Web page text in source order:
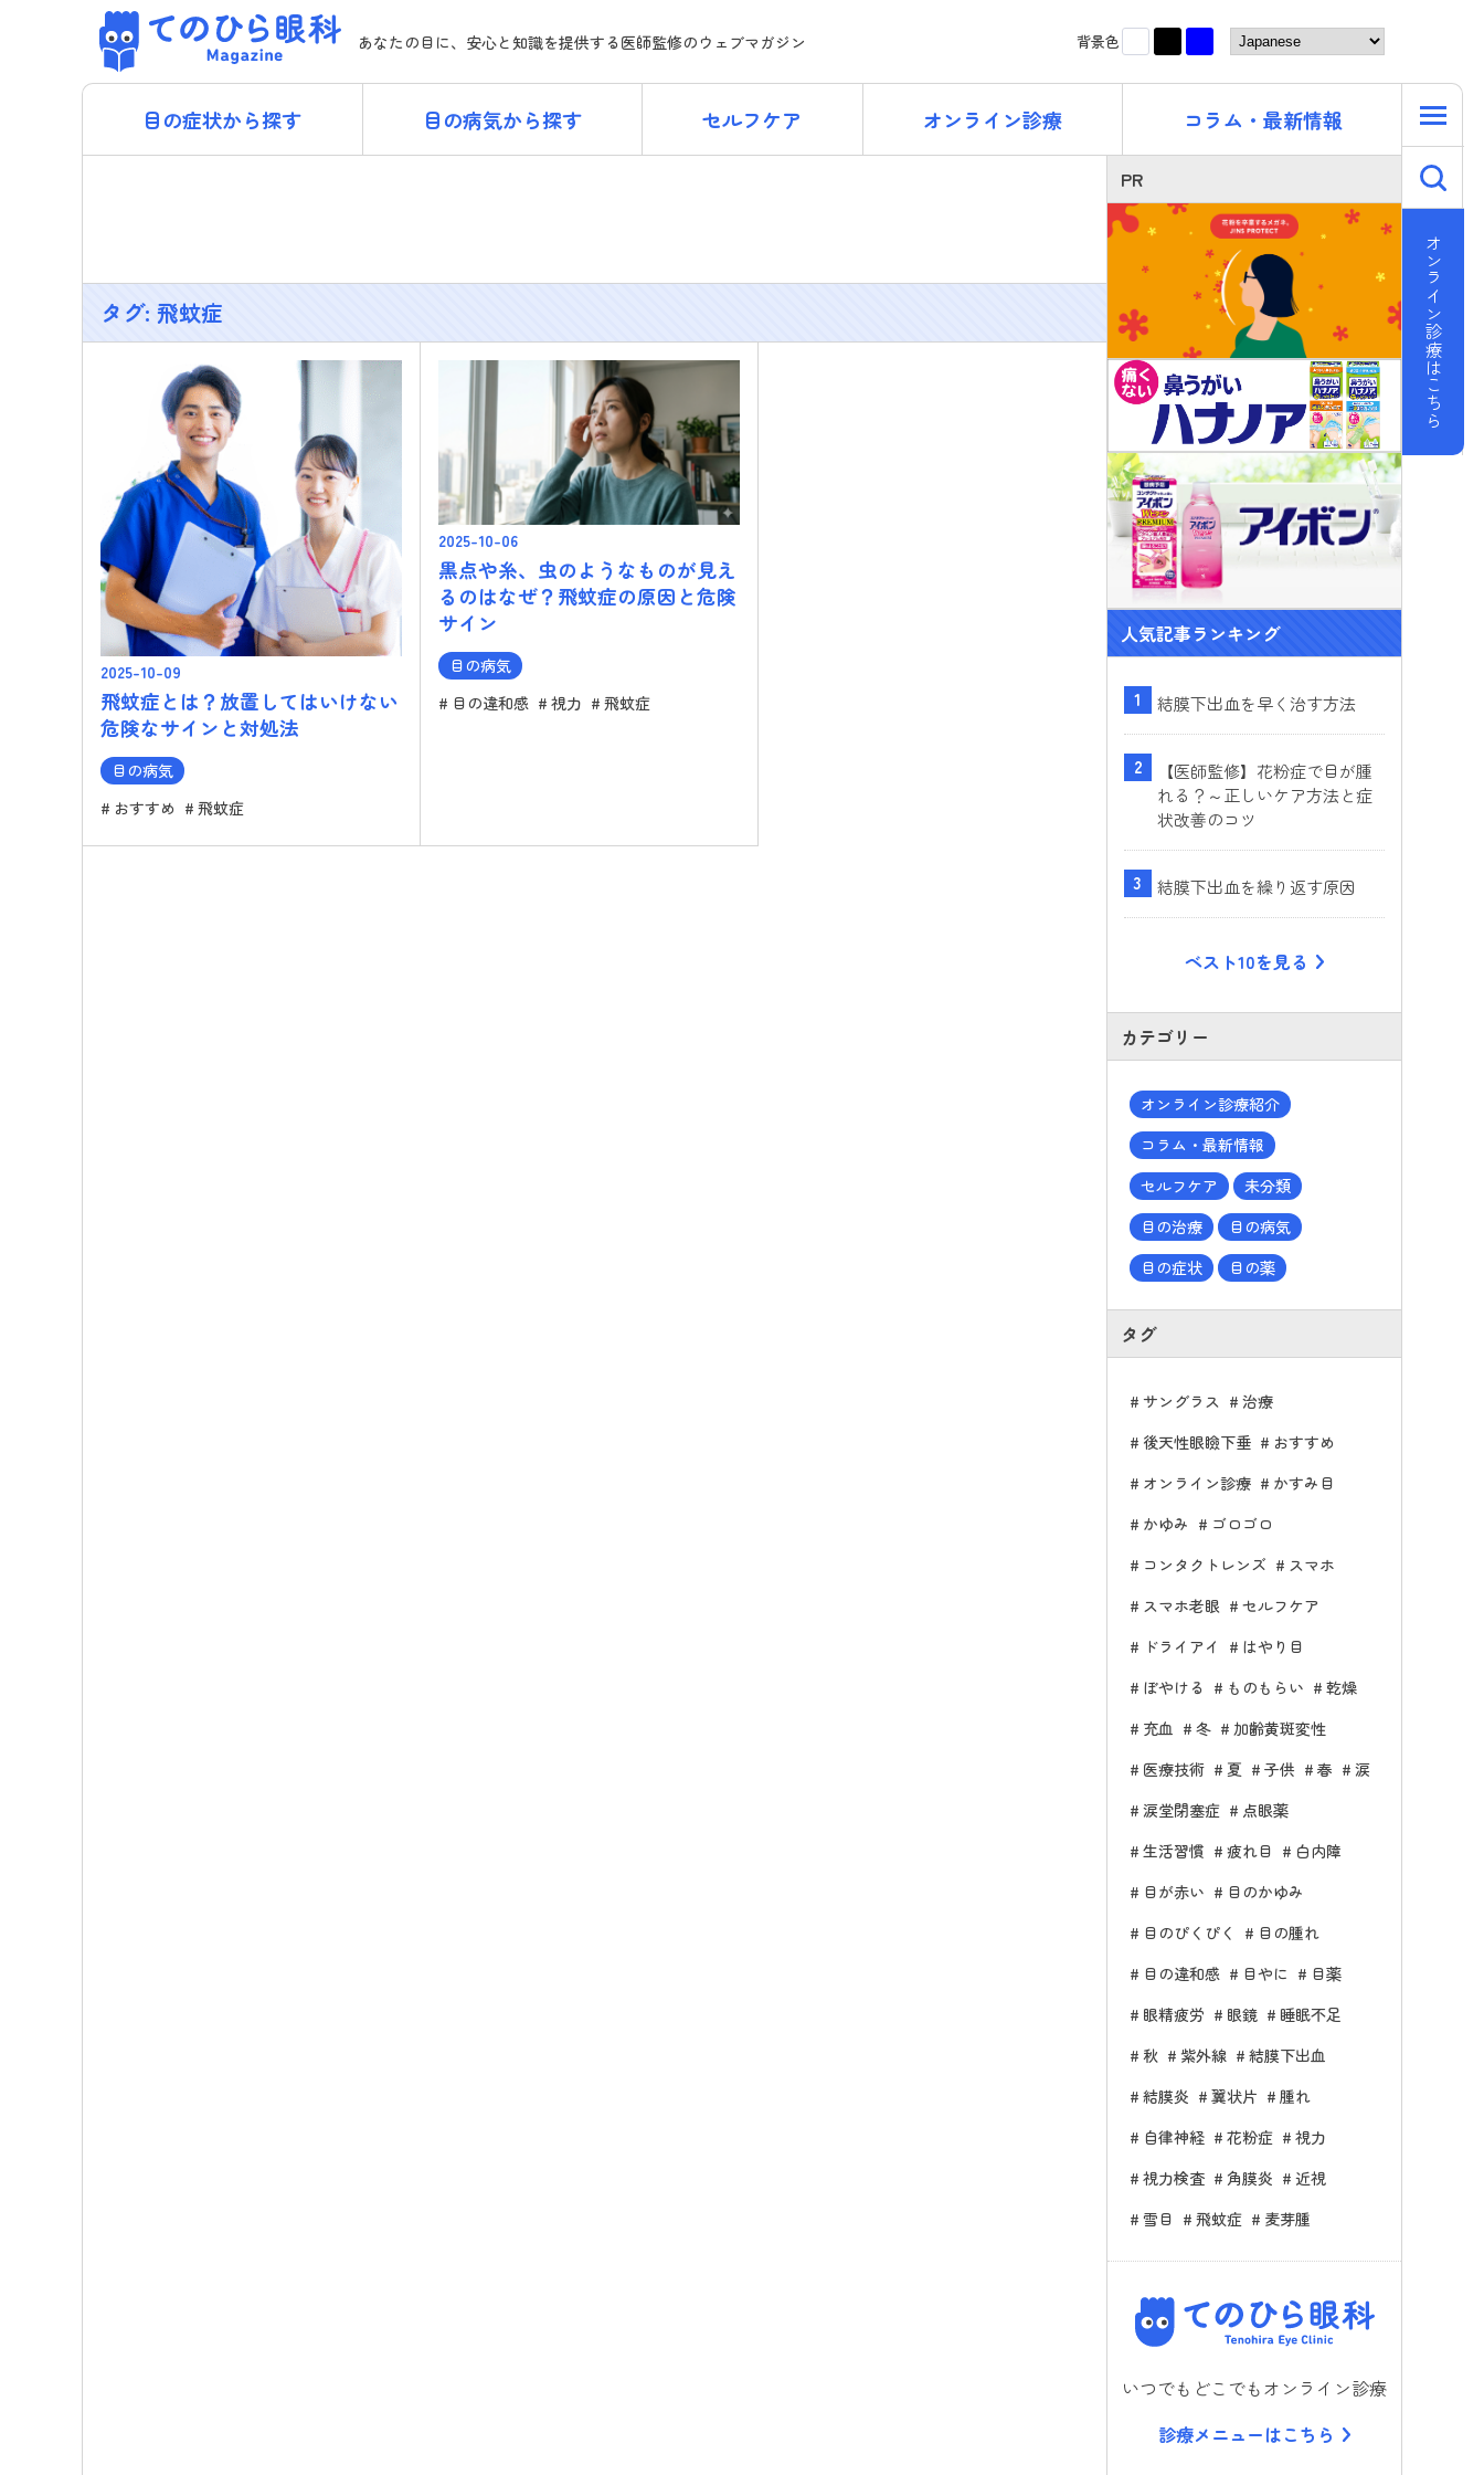
Skip
content あなたの目に、安心と知識を提供する医師監修のウェブマガジン 背景色 白 黒
目の症状から探す 目の病気から探す セルフケア オンライン診療 コラム・最新情報
オンライン診療はこちら
タグ: 飛蚊症
2025-10-09
飛蚊症とは？放置してはいけない
危険なサインと対処法
目の病気
おすすめ
飛蚊症
2025-10-06
黒点や糸、虫のようなものが見え
るのはなぜ？飛蚊症の原因と危険
サイン
目の病気
目の違和感
視力 飛蚊症
PR
人気記事ランキング
結膜下出血を早く治す方法
【医師監修】花粉症で目が腫
れる？～正しいケア方法と症
状改善のコツ
結膜下出血を繰り返す原因
ベスト10を見る
カテゴリー
オンライン診療紹介
コラム・最新情報
セルフケア
未分類
目の治療
目の病気
目の症状
目の薬
タグ
サングラス
治療
後天性眼瞼下垂
おすすめ
オンライン診療
かすみ目
かゆみ
ゴロゴロ
コンタクトレンズ
スマホ
スマホ老眼
セルフケア
ドライアイ
はやり目
ぼやける
ものもらい
乾燥
充血
冬
加齢黄斑変性
医療技術
夏 子供 春
涙
涙堂閉塞症
点眼薬
生活習慣
疲れ目
白内障
目が赤い
目のかゆみ
目のぴくぴく
目の腫れ
目の違和感
目やに
目薬
眼精疲労
眼鏡
睡眠不足
秋
紫外線
結膜下出血
結膜炎
翼状片
腫れ
自律神経
花粉症
視力
視力検査
角膜炎
近視
雪目
飛蚊症 麦芽腫
てのひら
いつでもどこでもオンライン診療
診療メニューはこちら